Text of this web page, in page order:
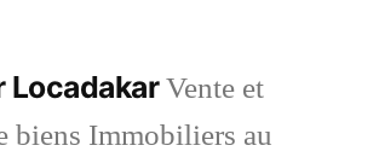
LocadakarVente et
biens Immobiliers au